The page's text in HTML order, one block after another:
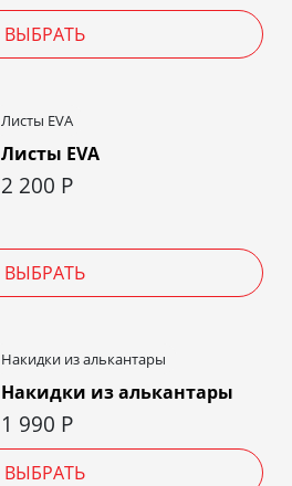
ВЫБРАТЬ
Листы EVA
Листы EVA
2 200 Р
ВЫБРАТЬ
Накидки из алькантары
Накидки из алькантары
1 990 Р
ВЫБРАТЬ